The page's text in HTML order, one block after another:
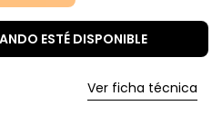
ESTÉ DISPONIBLE
Ver ficha técnica